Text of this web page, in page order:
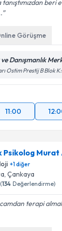
beri
Görüşme
Danışmanlık
Ostim Prestij B Blok
11:00
Psikolog
+1diğer
, Çankaya
(134 Değerlendirme)
terapi